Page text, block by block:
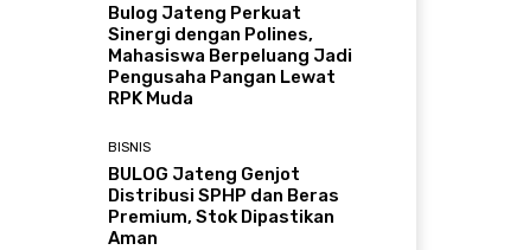
Bulog Jateng Perkuat
Sinergi dengan Polines,
Mahasiswa Berpeluang Jadi
Pengusaha Pangan Lewat
RPK Muda
BISNIS
BULOG Jateng Genjot
Distribusi SPHP dan Beras
Premium, Stok Dipastikan
Aman